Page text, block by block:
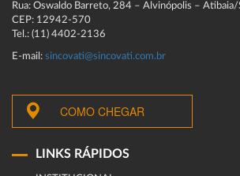
Rua: Oswaldo Barreto, 284 – Alvinópolis – Atibaia/
CEP: 12942-570
Tel.: (11) 4402-2136
E-mail: sincovati@sincovati.com.br
COMO CHEGAR
LINKS RÁPIDOS